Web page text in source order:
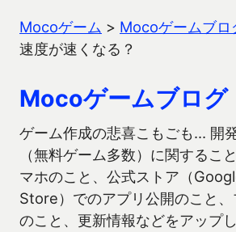
Mocoゲーム > Mocoゲームブロ
速度が速くなる？
Mocoゲームブログ
ゲーム作成の悲喜こもごも… 開
（無料ゲーム多数）に関するこ
マホのこと、公式ストア（
Store）でのアプリ公開のこと
のこと、更新情報などをアップ